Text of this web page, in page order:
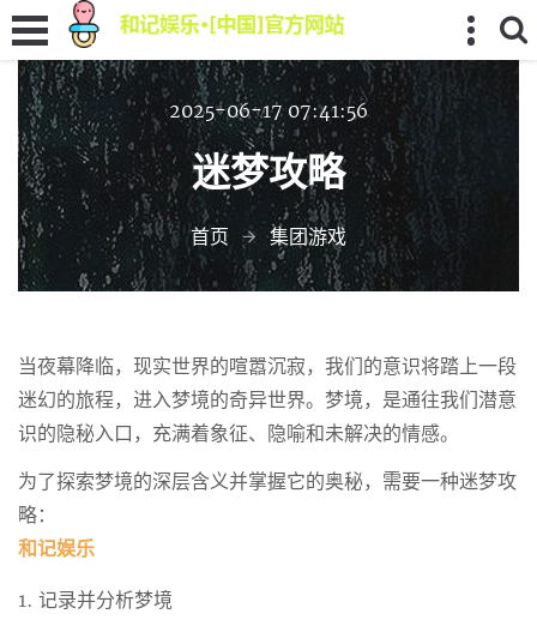
2025-06-17 07:41:56
迷梦攻略
首页 集团游戏
当夜幕降临，现实世界的喧嚣沉寂，我们的意识将踏上一段
迷幻的旅程，进入梦境的奇异世界。梦境，是通往我们潜意
识的隐秘入口，充满着象征、隐喻和未解决的情感。
为了探索梦境的深层含义并掌握它的奥秘，需要一种迷梦攻
略：
和记娱乐
1. 记录并分析梦境